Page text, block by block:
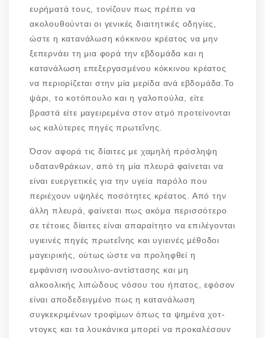
ευρήματά τους, τονίζουν πως πρέπει να
ακολουθούνται οι γενικές διαιτητικές οδηγίες,
ώστε η κατανάλωση κόκκινου κρέατος να μην
ξεπερνάει τη μια φορά την εβδομάδα και η
κατανάλωση επεξεργασμένου κόκκινου κρέατος
να περιορίζεται στην μία μερίδα ανά εβδομάδα.Το
ψάρι, το κοτόπουλο και η γαλοπούλα, είτε
βραστά είτε μαγειρεμένα στον ατμό προτείνονται
ως καλύτερες πηγές πρωτεΐνης.
Όσον αφορά τις δίαιτες με χαμηλή πρόσληψη
υδατανθράκων, από τη μία πλευρά φαίνεται να
είναι ευεργετικές για την υγεία παρόλο που
περιέχουν υψηλές ποσότητες κρέατος. Από την
άλλη πλευρά, φαίνεται πως ακόμα περισσότερο
σε τέτοιες δίαιτες είναι απαραίτητο να επιλέγονται
υγιεινές πηγές πρωτεΐνης και υγιεινές μέθοδοι
μαγειρικής, ούτως ώστε να προληφθεί η
εμφάνιση ινσουλινο-αντίστασης και μη
αλκοολικής λιπώδους νόσου του ήπατος, εφόσον
είναι αποδεδειγμένο πως η κατανάλωση
συγκεκριμένων τροφίμων όπως τα ψημένα χοτ-
ντογκς και τα λουκάνικα μπορεί να προκαλέσουν